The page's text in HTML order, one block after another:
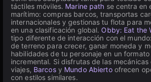
táctiles móviles. Marine path se centra en
marítimo: compras barcos, transportas
internacionales y gestionas tu flota para
en una clasificación global. Obby: Eat the
tipo diferente de interacción con el
de terreno para crecer, ganar moneda y
habilidades de tu personaje en un
incremental. Si disfrutas de las
viajes, Barcosy Mundo Abiertoofrecen
con estilos similares.